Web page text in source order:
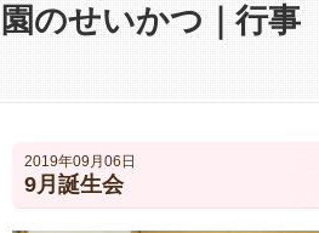
園のせいかつ｜行事
2019年09月06日
9月誕生会